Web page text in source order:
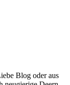
Blog oder aus